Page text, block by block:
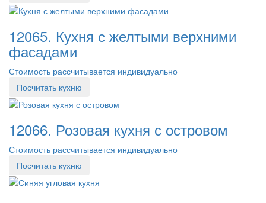
12065. Кухня с желтыми верхними
фасадами
Стоимость рассчитывается индивидуально
Посчитать кухню
12066. Розовая кухня с островом
Стоимость рассчитывается индивидуально
Посчитать кухню